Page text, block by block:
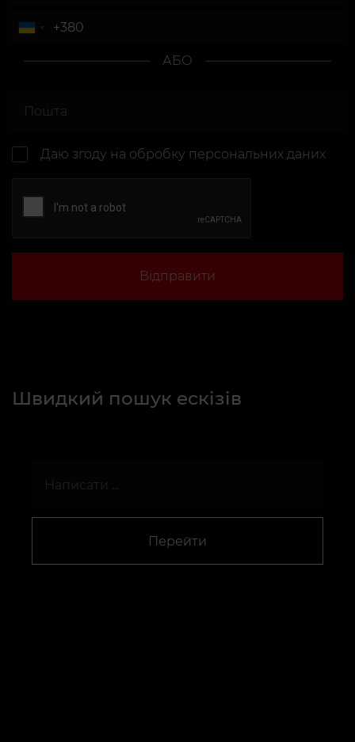
АБО
Даю згоду на обробку персональних даних
Відправити
Швидкий пошук ескізів
Перейти